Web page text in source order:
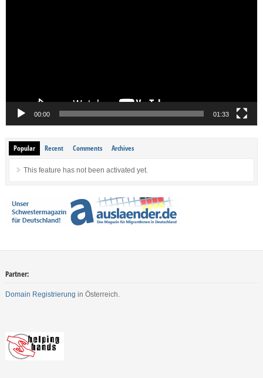
00:00 01:33
Popular Recent Comments Archives
This feature has not been activated yet.
Partner:
Domain Registrierung in Österreich.